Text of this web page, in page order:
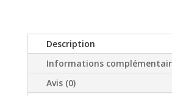
Description
Informations
Avis (0)